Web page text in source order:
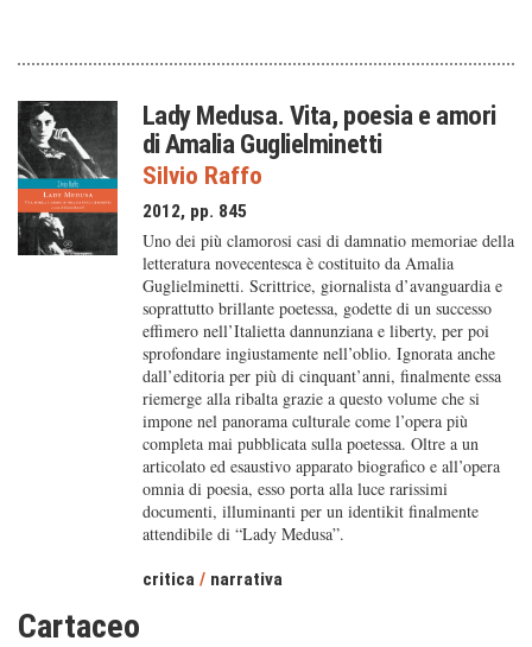
Lady Medusa. Vita, poesia e amori
di Amalia Guglielminetti
Silvio Raffo
2012, pp. 845
Uno dei più clamorosi casi di damnatio memoriae della
letteratura novecentesca è costituito da Amalia
Guglielminetti. Scrittrice, giornalista d’avanguardia e
soprattutto brillante poetessa, godette di un successo
effimero nell’Italietta dannunziana e liberty, per poi
sprofondare ingiustamente nell’oblio. Ignorata anche
dall’editoria per più di cinquant’anni, finalmente essa
riemerge alla ribalta grazie a questo volume che si
impone nel panorama culturale come l’opera più
completa mai pubblicata sulla poetessa. Oltre a un
articolato ed esaustivo apparato biografico e all’opera
omnia di poesia, esso porta alla luce rarissimi
documenti, illuminanti per un identikit finalmente
attendibile di “Lady Medusa”.
critica / narrativa
Cartaceo